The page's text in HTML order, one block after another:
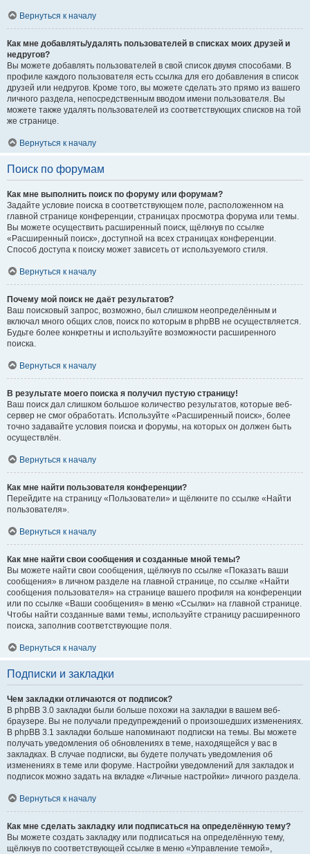
Вернуться к началу
Как мне добавлять/удалять пользователей в списках моих друзей и
недругов?
Вы можете добавлять пользователей в свой список двумя способами. В
профиле каждого пользователя есть ссылка для его добавления в список
друзей или недругов. Кроме того, вы можете сделать это прямо из вашего
личного раздела, непосредственным вводом имени пользователя. Вы
можете также удалять пользователей из соответствующих списков на той
же странице.
Вернуться к началу
Поиск по форумам
Как мне выполнить поиск по форуму или форумам?
Задайте условие поиска в соответствующем поле, расположенном на
главной странице конференции, страницах просмотра форума или темы.
Вы можете осуществить расширенный поиск, щёлкнув по ссылке
«Расширенный поиск», доступной на всех страницах конференции.
Способ доступа к поиску может зависеть от используемого стиля.
Вернуться к началу
Почему мой поиск не даёт результатов?
Ваш поисковый запрос, возможно, был слишком неопределённым и
включал много общих слов, поиск по которым в phpBB не осуществляется.
Будьте более конкретны и используйте возможности расширенного
поиска.
Вернуться к началу
В результате моего поиска я получил пустую страницу!
Ваш поиск дал слишком большое количество результатов, которые веб-
сервер не смог обработать. Используйте «Расширенный поиск», более
точно задавайте условия поиска и форумы, на которых он должен быть
осуществлён.
Вернуться к началу
Как мне найти пользователя конференции?
Перейдите на страницу «Пользователи» и щёлкните по ссылке «Найти
пользователя».
Вернуться к началу
Как мне найти свои сообщения и созданные мной темы?
Вы можете найти свои сообщения, щёлкнув по ссылке «Показать ваши
сообщения» в личном разделе на главной странице, по ссылке «Найти
сообщения пользователя» на странице вашего профиля на конференции
или по ссылке «Ваши сообщения» в меню «Ссылки» на главной странице.
Чтобы найти созданные вами темы, используйте страницу расширенного
поиска, заполнив соответствующие поля.
Вернуться к началу
Подписки и закладки
Чем закладки отличаются от подписок?
В phpBB 3.0 закладки были больше похожи на закладки в вашем веб-
браузере. Вы не получали предупреждений о произошедших изменениях.
В phpBB 3.1 закладки больше напоминают подписки на темы. Вы можете
получать уведомления об обновлениях в теме, находящейся у вас в
закладках. В случае подписки, вы будете получать уведомления об
изменениях в теме или форуме. Настройки уведомлений для закладок и
подписок можно задать на вкладке «Личные настройки» личного раздела.
Вернуться к началу
Как мне сделать закладку или подписаться на определённую тему?
Вы можете создать закладку или подписаться на определённую тему,
щёлкнув по соответствующей ссылке в меню «Управление темой»,